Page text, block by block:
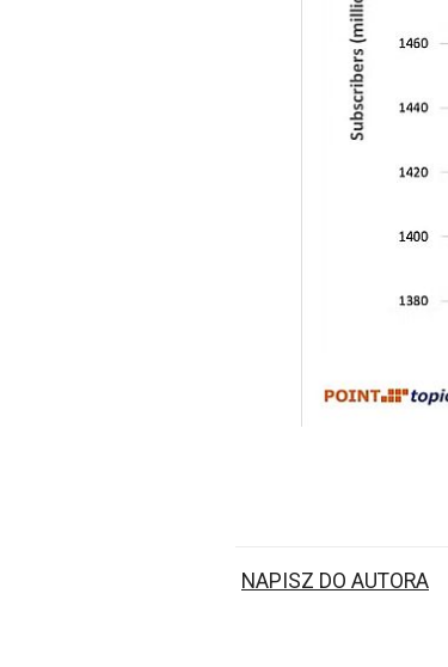
NAPISZ DO AUTORA